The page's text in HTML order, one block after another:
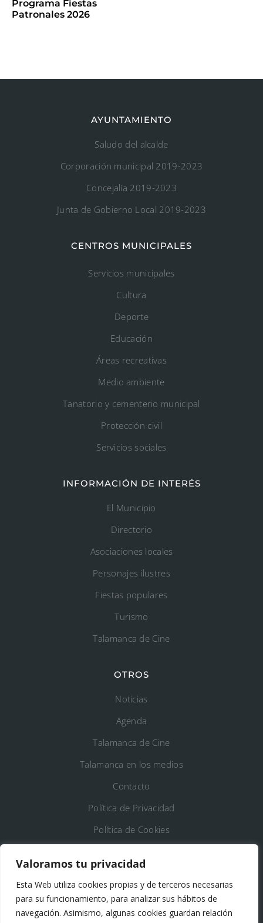
Valoramos tu privacidad
Esta Web utiliza cookies propias y de terceros necesarias
para su funcionamiento, para analizar sus hábitos de
navegación. Asimismo, algunas cookies guardan relación
Programa Fiestas
Patronales 2026
AYUNTAMIENTO
Saludo del alcalde
Corporación municipal 2019-2023
Concejalía 2019-2023
Junta de Gobierno Local 2019-2023
CENTROS MUNICIPALES
Servicios municipales
Cultura
Deporte
Educación
Áreas recreativas
Medio ambiente
Tanatorio y cementerio municipal
Protección civil
Servicios sociales
INFORMACIÓN DE INTERÉS
El Municipio
Directorio
Asociaciones locales
Personajes ilustres
Fiestas populares
Turismo
Talamanca de Cine
OTROS
Noticias
Agenda
Talamanca de Cine
Talamanca en los medios
Contacto
Política de Privacidad
Política de Cookies
DATOS DE CONTACTO
Ayto. de Talamanca de Jarama